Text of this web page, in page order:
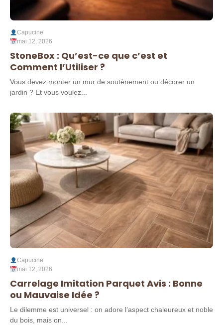
Capucine
mai 12, 2026
StoneBox : Qu’est-ce que c’est et
Comment l’Utiliser ?
Vous devez monter un mur de soutènement ou décorer un
jardin ? Et vous voulez...
Capucine
mai 12, 2026
Carrelage Imitation Parquet Avis : Bonne
ou Mauvaise Idée ?
Le dilemme est universel : on adore l’aspect chaleureux et noble
du bois, mais on...